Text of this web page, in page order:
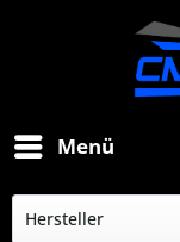
Menü